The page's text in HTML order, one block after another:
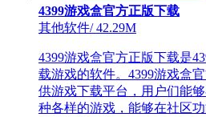
4399游戏盒官方正版下载
其他软件/42.29M
4399游戏盒官方正版下载是
载游戏的软件。4399游戏盒
供游戏下载平台，用户们能
种各样的游戏，能够在社区